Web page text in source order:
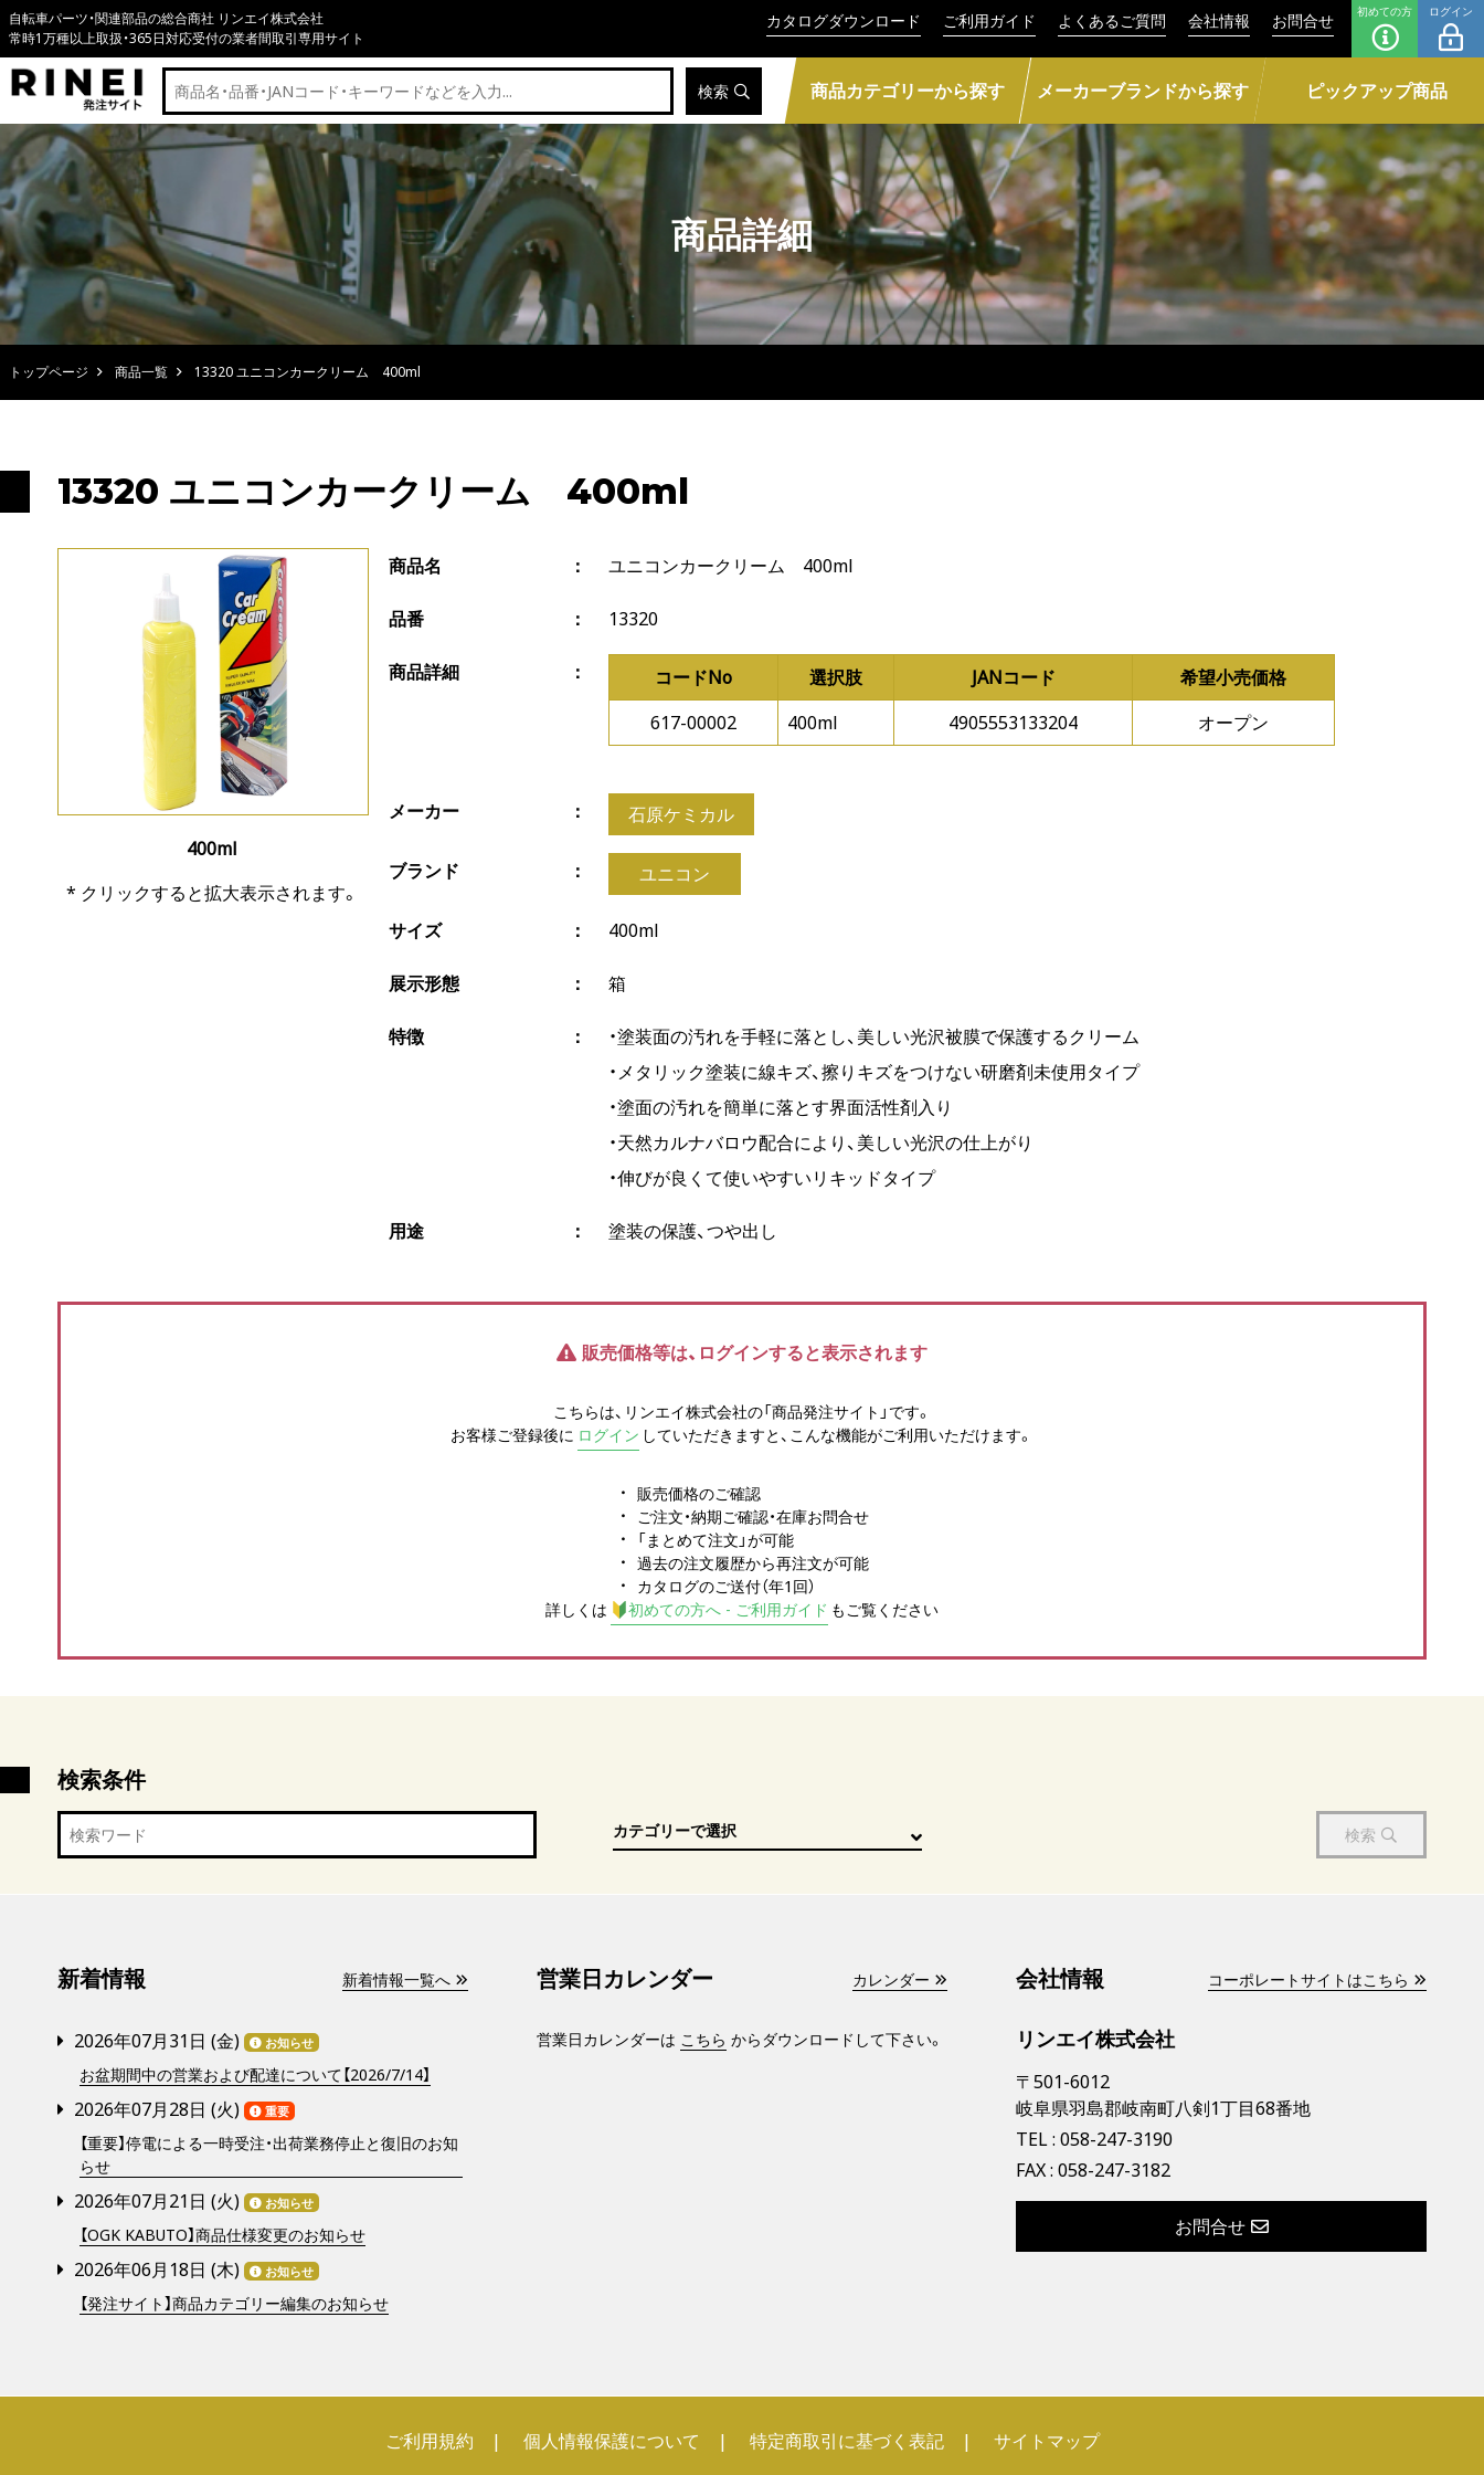
自転車パーツ・関連部品の総合商社 リンエイ株式会社
常時1万種以上取扱・365日対応受付の業者間取引専用サイト
カタログダウンロード ご利用ガイド よくあるご質問 会社情報 お問合せ 初めての方 ログイン
検索 商品カテゴリーから探す メーカーブランドから探す ピックアップ商品
商品詳細
トップページ 商品一覧 13320 ユニコンカークリーム 400ml
13320 ユニコンカークリーム 400ml
400ml
* クリックすると拡大表示されます。
商品名 ユニコンカークリーム 400ml
品番 13320
商品詳細 コードNo 選択肢 JANコード
希望小売価格
617-00002
400ml 4905553133204 オープン
メーカー 石原ケミカル
ブランド ユニコン
サイズ 400ml
展示形態 箱
特徴
・塗装面の汚れを手軽に落とし、美しい光沢被膜で保護するクリーム
・メタリック塗装に線キズ、擦りキズをつけない研磨剤未使用タイプ
・塗面の汚れを簡単に落とす界面活性剤入り
・天然カルナバロウ配合により、美しい光沢の仕上がり
・伸びが良くて使いやすいリキッドタイプ
用途 塗装の保護、つや出し
販売価格等は、ログインすると表示されます
こちらは、リンエイ株式会社の「商品発注サイト」です。
お客様ご登録後に ログイン していただきますと、こんな機能がご利用いただけます。
販売価格のご確認
ご注文・納期ご確認・在庫お問合せ
「まとめて注文」が可能
過去の注文履歴から再注文が可能
カタログのご送付（年1回）
詳しくは
初めての方へ - ご利用ガイド もご覧ください
検索条件
検索
新着情報 新着情報一覧へ
2026年07月31日 (金) お知らせ
お盆期間中の営業および配達について【2026/7/14】
2026年07月28日 (火) 重要
【重要】停電による一時受注・出荷業務停止と復旧のお知
らせ
2026年07月21日 (火) お知らせ
【OGK KABUTO】商品仕様変更のお知らせ
2026年06月18日 (木) お知らせ
【発注サイト】商品カテゴリー編集のお知らせ
営業日カレンダー カレンダー
営業日カレンダーは こちら からダウンロードして下さい。
会社情報 コーポレートサイトはこちら
リンエイ株式会社
〒501-6012
岐阜県羽島郡岐南町八剣1丁目68番地
TEL : 058-247-3190
FAX : 058-247-3182
お問合せ
ご利用規約 個人情報保護について 特定商取引に基づく表記 サイトマップ